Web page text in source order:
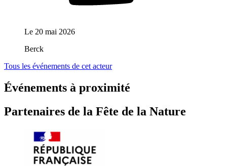
Le 20 mai 2026
Berck
Tous les événements de cet acteur
Événements à proximité
Partenaires de la Fête de la Nature